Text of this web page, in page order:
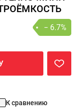
− 6.7%
К сравнению